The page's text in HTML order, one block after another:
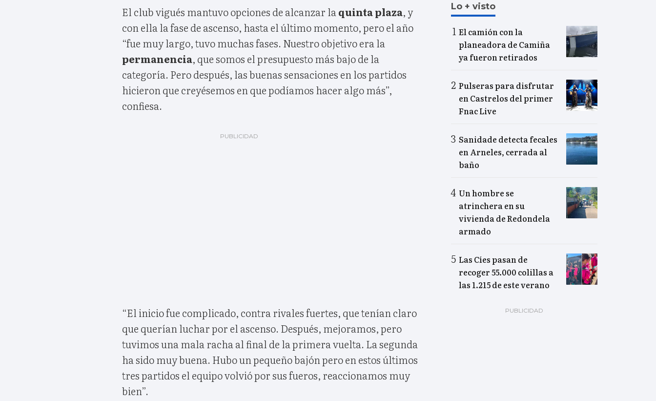
El club vigués mantuvo opciones de alcanzar la quinta plaza, y
con ella la fase de ascenso, hasta el último momento, pero el año
“fue muy largo, tuvo muchas fases. Nuestro objetivo era la
permanencia, que somos el presupuesto más bajo de la
categoría. Pero después, las buenas sensaciones en los partidos
hicieron que creyésemos en que podíamos hacer algo más”,
confiesa.
“El inicio fue complicado, contra rivales fuertes, que tenían claro
que querían luchar por el ascenso. Después, mejoramos, pero
tuvimos una mala racha al final de la primera vuelta. La segunda
ha sido muy buena. Hubo un pequeño bajón pero en estos últimos
tres partidos el equipo volvió por sus fueros, reaccionamos muy
bien”.
Lo + visto
El camión con la
planeadora de Camiña
ya fueron retirados
Pulseras para disfrutar
en Castrelos del primer
Fnac Live
Sanidade detecta fecales
en Arneles, cerrada al
baño
Un hombre se
atrinchera en su
vivienda de Redondela
armado
Las Cíes pasan de
recoger 55.000 colillas a
las 1.215 de este verano